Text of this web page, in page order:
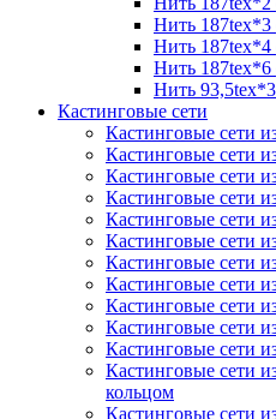
Нить
Нить
Нить
Нить
Кастинговые сети
Кастинговые сети
Кастинговые сети
Кастинговые сети
Кастинговые сети
Кастинговые сети
Кастинговые сети
Кастинговые сети
Кастинговые сети
Кастинговые сети
Кастинговые сети
Кастинговые сети
Кастинговые сети
кольцом
Кастинговые сети